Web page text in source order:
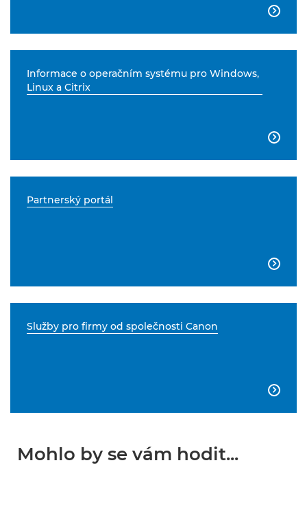

Informace o operačním systému pro Windows,
Linux a Citrix

Partnerský portál

Služby pro firmy od společnosti Canon

Mohlo by se vám hodit...